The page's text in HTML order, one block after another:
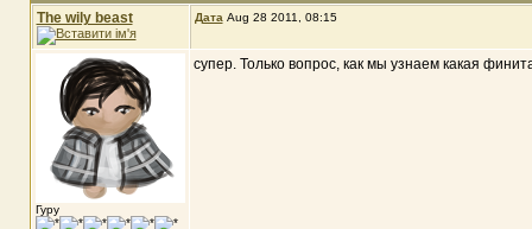
The wily beast ДатаAug 28 2011, 08:15
Гуру
супер. Только вопрос, как мы узнаем какая